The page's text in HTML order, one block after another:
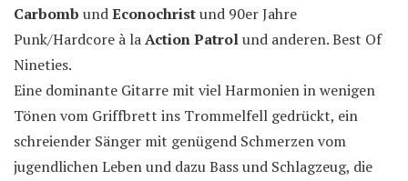
Carbomb undEconochristund 90er Jahre
Punk/Hardcore à laAction Patrolund anderen. Best Of
Nineties.
Eine dominante Gitarre mit viel Harmonien in wenigen
Tönen vom Griffbrett ins Trommelfell gedrückt, ein
schreiender Sänger mit genügend Schmerzen vom
jugendlichen Leben und dazu Bass und Schlagzeug, die